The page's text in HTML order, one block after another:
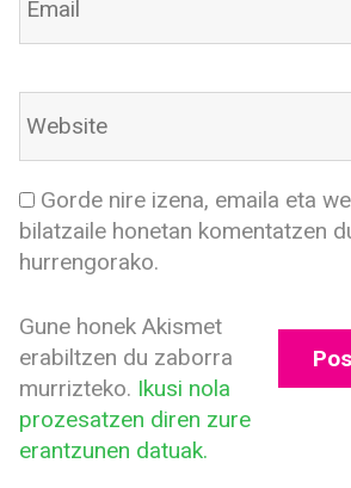
Gorde nire izena, emaila eta
bilatzaile honetan komentatzen
hurrengorako.
Gune honek Akismet
erabiltzen du zaborra
murrizteko. Ikusi nola
prozesatzen diren zure
erantzunen datuak.